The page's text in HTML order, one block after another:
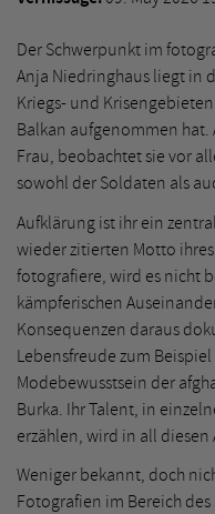
Der Schwerpunkt im
Anja Niedringhaus liegt in
Kriegs- und
Balkan aufgenommen hat.
Frau, beobachtet sie vor
sowohl der Soldaten als
Aufklärung ist ihr ein
wieder zitierten Motto
fotografiere, wird es nicht
kämpferischen
Konsequenzen daraus
Lebensfreude zum
Modebewusstsein der
Burka. Ihr Talent, in
erzählen, wird in all
Weniger bekannt, doch
Fotografien im Bereich